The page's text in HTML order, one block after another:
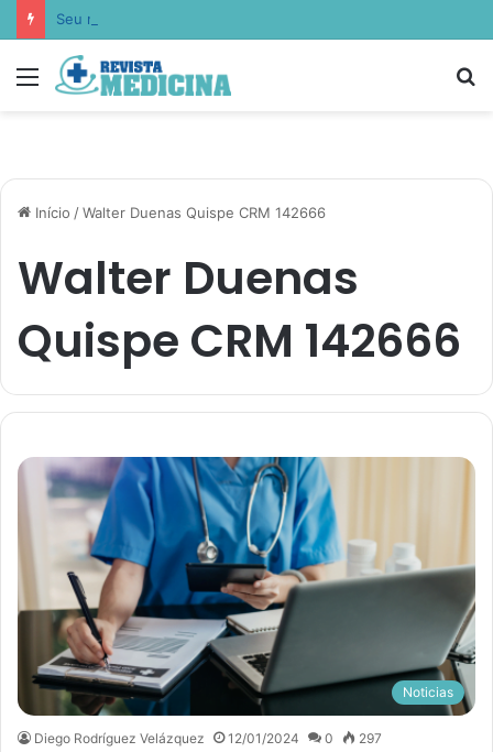
Menu
Início /Walter Duenas Quispe CRM 142666
Walter Duenas
Quispe CRM 142666
Noticias
Diego Rodríguez Velázquez 12/01/2024 0 297